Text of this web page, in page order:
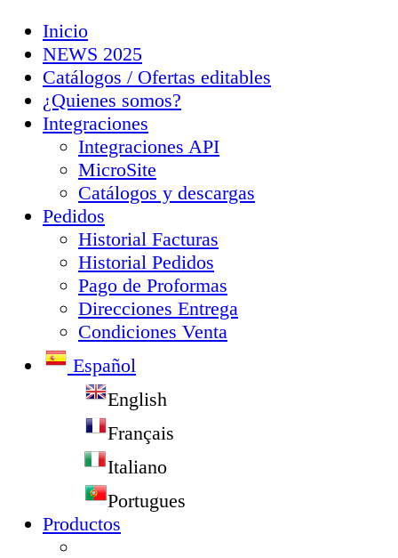
Inicio
NEWS 2025
Catálogos / Ofertas editables
¿Quienes somos?
Integraciones
Integraciones API
MicroSite
Catálogos y descargas
Pedidos
Historial Facturas
Historial Pedidos
Pago de Proformas
Direcciones Entrega
Condiciones Venta
Español
English
Français
Italiano
Portugues
Productos